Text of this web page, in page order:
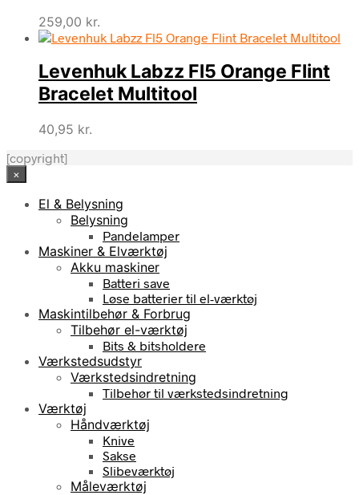
259,00 kr.
Levenhuk Labzz Fl5 Orange Flint
Bracelet Multitool
40,95 kr.
[copyright]
×
El & Belysning
Belysning
Pandelamper
Maskiner & Elværktøj
Akku maskiner
Batteri save
Løse batterier til el-værktøj
Maskintilbehør & Forbrug
Tilbehør el-værktøj
Bits & bitsholdere
Værkstedsudstyr
Værkstedsindretning
Tilbehør til værkstedsindretning
Værktøj
Håndværktøj
Knive
Sakse
Slibeværktøj
Måleværktøj